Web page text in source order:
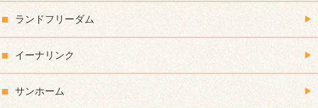
ランドフリーダム
イーナリンク
サンホーム